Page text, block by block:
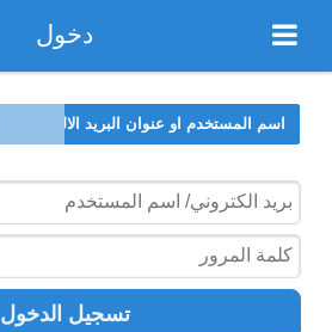
دخول
اسم المستخدم او عنوان البريد الالكتروني
تسجيل الدخول